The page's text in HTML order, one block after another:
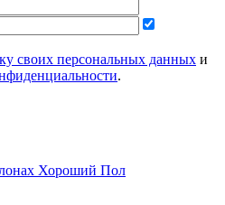
своих персональных данных и
.